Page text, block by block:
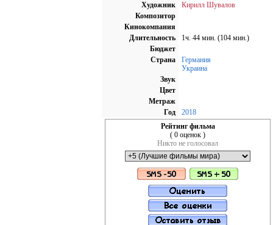
Художник
Кирилл Шувалов
Композитор
Кинокомпания
Длительность
1ч. 44 мин. (104 мин.)
Бюджет
Страна
Германия
Украина
Звук
Цвет
Метраж
Год
2018
Рейтинг фильма
( 0 оценок )
Никто не голосовал